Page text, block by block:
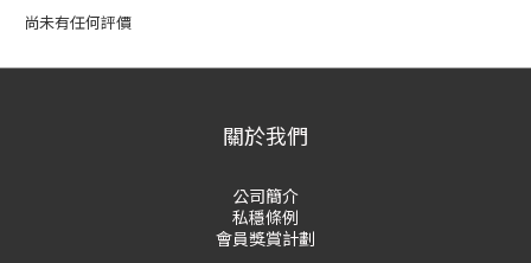
尚未有任何評價
關於我們
公司簡介
私穩條例
會員獎賞計劃